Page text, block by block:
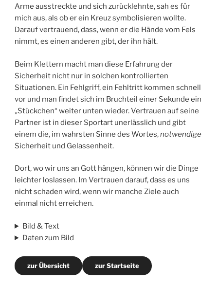
Arme ausstreckte und sich zurücklehnte, sah es für
mich aus, als ob er ein Kreuz symbolisieren wollte.
Darauf vertrauend, dass, wenn er die Hände vom Fels
nimmt, es einen anderen gibt, der ihn hält.
Beim Klettern macht man diese Erfahrung der
Sicherheit nicht nur in solchen kontrollierten
Situationen. Ein Fehlgriff, ein Fehltritt kommen schnell
vor und man findet sich im Bruchteil einer Sekunde ein
„Stückchen“ weiter unten wieder. Vertrauen auf seine
Partner ist in dieser Sportart unerlässlich und gibt
einem die, im wahrsten Sinne des Wortes,notwendige
Sicherheit und Gelassenheit.
Dort, wo wir uns an Gott hängen, können wir die Dinge
leichter loslassen. Im Vertrauen darauf, dass es uns
nicht schaden wird, wenn wir manche Ziele auch
einmal nicht erreichen.
Bild & Text
Daten zum Bild
zur Übersicht zur Startseite